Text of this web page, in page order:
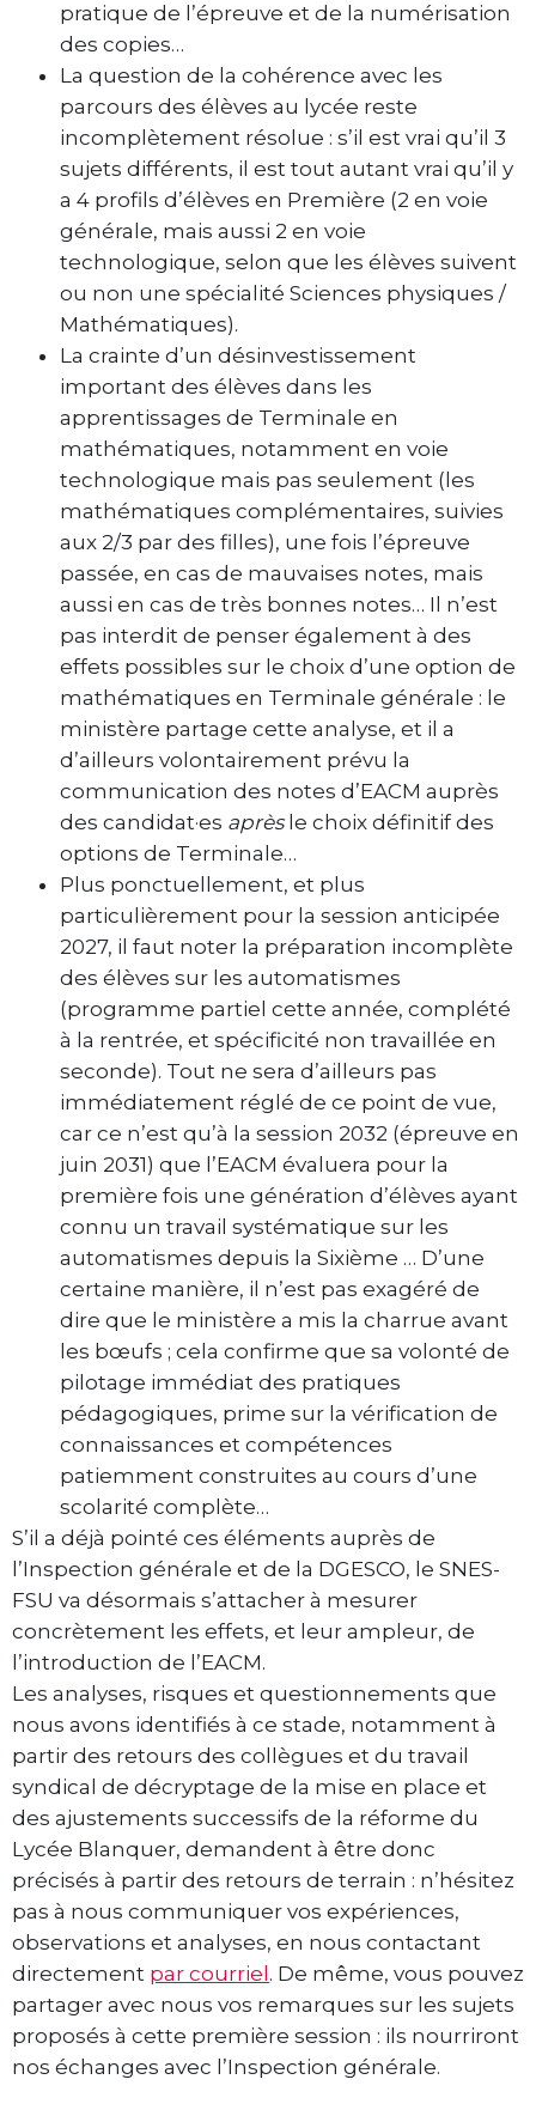
pratique de l’épreuve et de la numérisation
des copies…
La question de la cohérence avec les
parcours des élèves au lycée reste
incomplètement résolue : s’il est vrai qu’il 3
sujets différents, il est tout autant vrai qu’il y
a 4 profils d’élèves en Première (2 en voie
générale, mais aussi 2 en voie
technologique, selon que les élèves suivent
ou non une spécialité Sciences physiques /
Mathématiques).
La crainte d’un désinvestissement
important des élèves dans les
apprentissages de Terminale en
mathématiques, notamment en voie
technologique mais pas seulement (les
mathématiques complémentaires, suivies
aux 2/3 par des filles), une fois l’épreuve
passée, en cas de mauvaises notes, mais
aussi en cas de très bonnes notes… Il n’est
pas interdit de penser également à des
effets possibles sur le choix d’une option de
mathématiques en Terminale générale : le
ministère partage cette analyse, et il a
d’ailleurs volontairement prévu la
communication des notes d’EACM auprès
des candidat·es aprèsle choix définitif des
options de Terminale…
Plus ponctuellement, et plus
particulièrement pour la session anticipée
2027, il faut noter la préparation incomplète
des élèves sur les automatismes
(programme partiel cette année, complété
à la rentrée, et spécificité non travaillée en
seconde). Tout ne sera d’ailleurs pas
immédiatement réglé de ce point de vue,
car ce n’est qu’à la session 2032 (épreuve en
juin 2031) que l’EACM évaluera pour la
première fois une génération d’élèves ayant
connu un travail systématique sur les
automatismes depuis la Sixième … D’une
certaine manière, il n’est pas exagéré de
dire que le ministère a mis la charrue avant
les bœufs ; cela confirme que sa volonté de
pilotage immédiat des pratiques
pédagogiques, prime sur la vérification de
connaissances et compétences
patiemment construites au cours d’une
scolarité complète…
S’il a déjà pointé ces éléments auprès de
l’Inspection générale et de la DGESCO, le SNES-
FSU va désormais s’attacher à mesurer
concrètement les effets, et leur ampleur, de
l’introduction de l’EACM.
Les analyses, risques et questionnements que
nous avons identifiés à ce stade, notamment à
partir des retours des collègues et du travail
syndical de décryptage de la mise en place et
des ajustements successifs de la réforme du
Lycée Blanquer, demandent à être donc
précisés à partir des retours de terrain : n’hésitez
pas à nous communiquer vos expériences,
observations et analyses, en nous contactant
directement par courriel . De même, vous pouvez
partager avec nous vos remarques sur les sujets
proposés à cette première session : ils nourriront
nos échanges avec l’Inspection générale.